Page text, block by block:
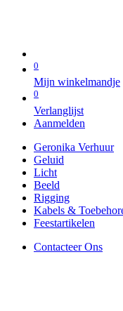
0
Mijn winkelmandje
0
Verlanglijst
Aanmelden
Geronika Verhuur
Geluid
Licht
Beeld
Rigging
Kabels &
Feestartikelen
Contacteer Ons